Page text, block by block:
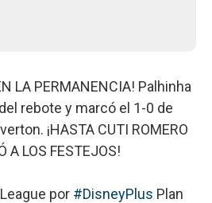
LA PERMANENCIA! Palhinha
rebote y marcó el 1-0 de
¡HASTA CUTI ROMERO
A LOS FESTEJOS!
por #DisneyPlus Plan